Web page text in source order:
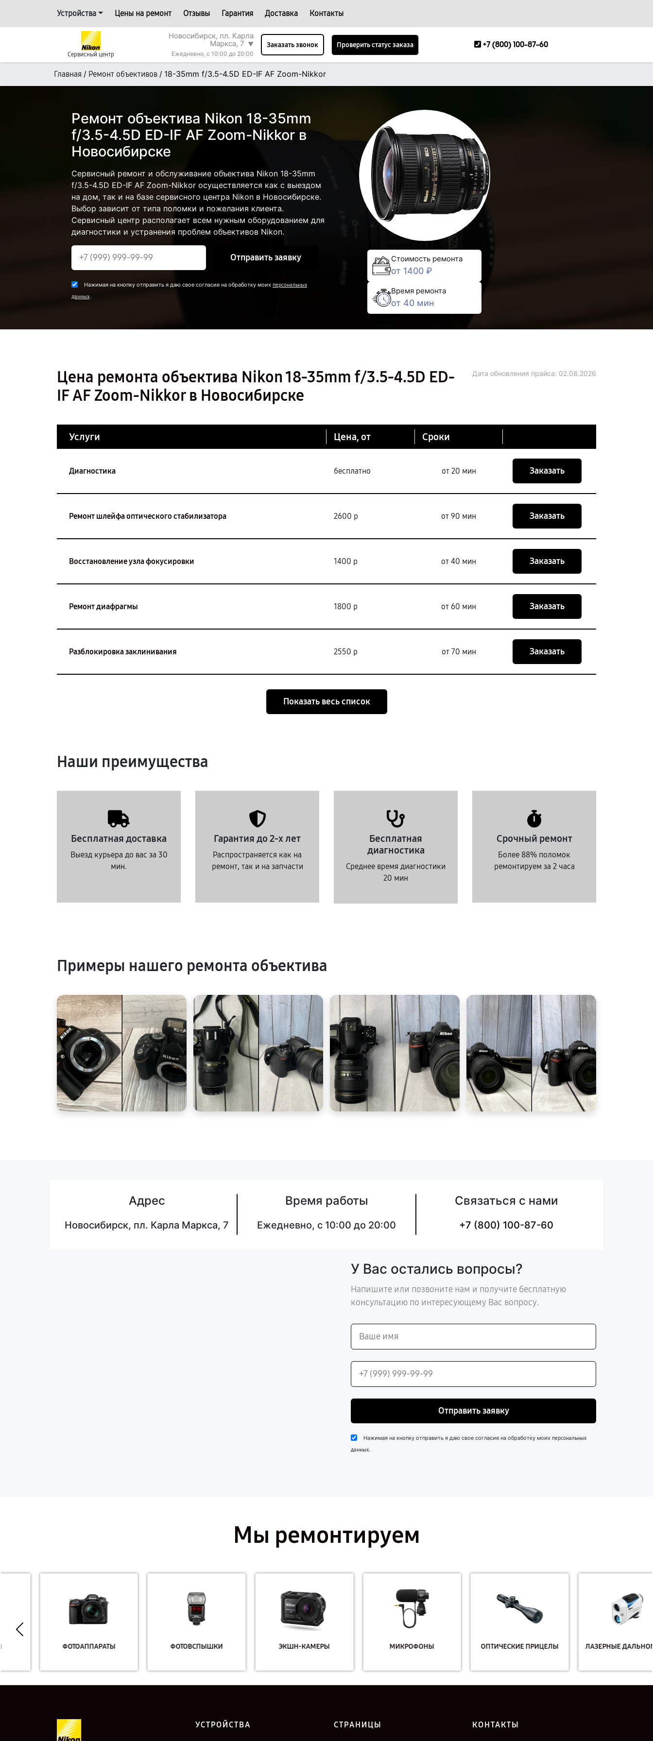
Устройства Цены на ремонт Отзывы Гарантия Доставка Контакты
Сервисный центр
Новосибирск, пл. Карла
Маркса, 7 ▼
Ежедневно, с 10:00 до 20:00
Заказать звонок Проверить статус заказа +7 (800) 100-87-60
Главная / Ремонт объективов / 18-35mm f/3.5-4.5D ED-IF AF Zoom-Nikkor
Ремонт объектива Nikon 18-35mm
f/3.5-4.5D ED-IF AF Zoom-Nikkor в
Новосибирске
Сервисный ремонт и обслуживание объектива Nikon 18-35mm
f/3.5-4.5D ED-IF AF Zoom-Nikkor осуществляется как с выездом
на дом, так и на базе сервисного центра Nikon в Новосибирске.
Выбор зависит от типа поломки и пожелания клиента.
Сервисный центр располагает всем нужным оборудованием для
диагностики и устранения проблем объективов Nikon.
Отправить заявку
Нажимая на кнопку отправить я даю свое согласие на обработку моих персональных
данных.
Стоимость ремонта
от 1400 ₽
Время ремонта
от 40 мин
Цена ремонта объектива Nikon 18-35mm f/3.5-4.5D ED-
IF AF Zoom-Nikkor в Новосибирске
Дата обновления прайса: 02.08.2026
Услуги Цена, от Сроки
Диагностика бесплатно от 20 мин Заказать
Ремонт шлейфа оптического стабилизатора 2600 р от 90 мин Заказать
Восстановление узла фокусировки 1400 р от 40 мин Заказать
Ремонт диафрагмы 1800 р от 60 мин Заказать
Разблокировка заклинивания 2550 р от 70 мин Заказать
Показать весь список
Наши преимущества
Бесплатная доставка
Выезд курьера до вас за 30
мин.
Гарантия до 2-х лет
Распространяется как на
ремонт, так и на запчасти
Бесплатная
диагностика
Среднее время диагностики
20 мин
Срочный ремонт
Более 88% поломок
ремонтируем за 2 часа
Примеры нашего ремонта объектива
Адрес
Новосибирск, пл. Карла Маркса, 7
Время работы
Ежедневно, с 10:00 до 20:00
Связаться с нами
+7 (800) 100-87-60
У Вас остались вопросы?
Напишите или позвоните нам и получите бесплатную
консультацию по интересующему Вас вопросу.
Отправить заявку
Нажимая на кнопку отправить я даю свое согласие на обработку моих персональных
данных.
Мы ремонтируем
ФОТОАППАРАТЫ ФОТОВСПЫШКИ ЭКШН-КАМЕРЫ МИКРОФОНЫ ОПТИЧЕСКИЕ ПРИЦЕЛЫ ЛАЗЕРНЫЕ ДАЛЬНОМЕРЫ
УСТРОЙСТВА СТРАНИЦЫ КОНТАКТЫ